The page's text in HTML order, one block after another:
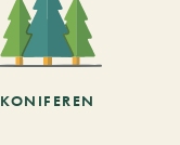
KONIFEREN